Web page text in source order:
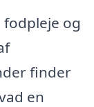
og
finder
en